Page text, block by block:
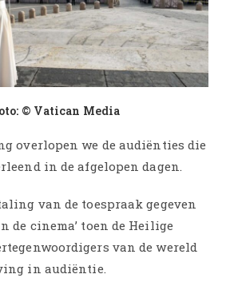
© Vatican Media
overlopen we de audiënties die
in de afgelopen dagen.
van de toespraak gegeven
de cinema’ toen de Heilige
van de wereld
in audiëntie.